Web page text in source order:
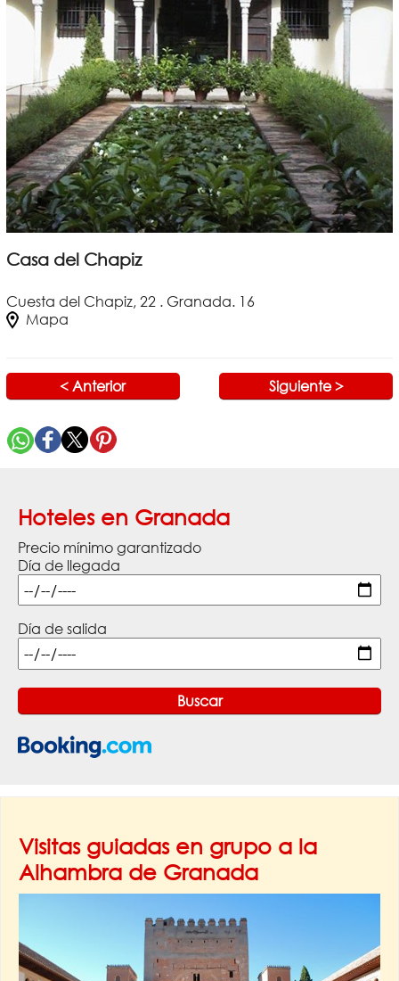
Casa del Chapiz
Cuesta del Chapiz, 22 . Granada. 16
Mapa
< Anterior Siguiente >
Hoteles en Granada
Precio mínimo garantizado
Día de llegada
Día de salida
Visitas guiadas en grupo a la
Alhambra de Granada